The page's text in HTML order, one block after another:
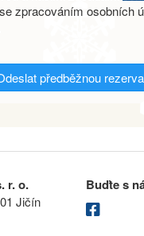
zpracováním osobních
předběžnou
r. o.
Jičín
Buďte s